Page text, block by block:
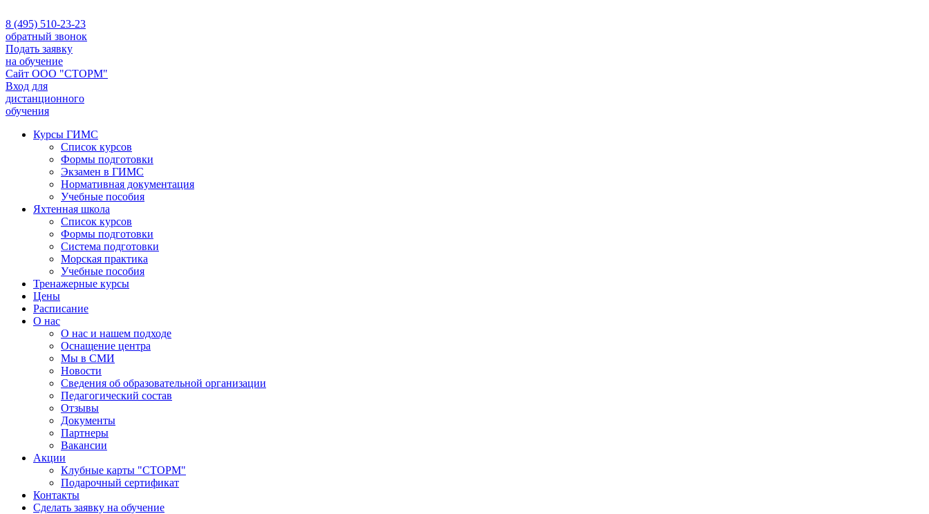
8 (495) 510-23-23
обратный звонок
Подать заявку
на обучение
Сайт ООО "СТОРМ"
Вход для
дистанционного
обучения
Курсы ГИМС
Список курсов
Формы подготовки
Экзамен в ГИМС
Нормативная документация
Учебные пособия
Яхтенная школа
Список курсов
Формы подготовки
Cистема подготовки
Морская практика
Учебные пособия
Тренажерные курсы
Цены
Расписание
О нас
О нас и нашем подходе
Оснащение центра
Мы в СМИ
Новости
Сведения об образовательной организации
Педагогический состав
Отзывы
Документы
Партнеры
Вакансии
Акции
Клубные карты "СТОРМ"
Подарочный сертификат
Контакты
Сделать заявку на обучение